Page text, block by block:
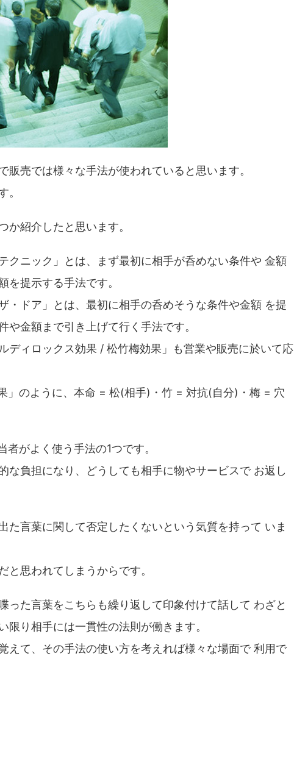
売では様々な手法が使われていると思います。
。
紹介したと思います。
クニック」とは、まず最初に相手が呑めない条件や 金額
を提示する手法です。
・ドア」とは、最初に相手の呑めそうな条件や金額 を提
金額まで引き上げて行く手法です。
ディロックス効果 / 松竹梅効果」も営業や販売に於いて応
」のように、本命 = 松(相手)・竹 = 対抗(自分)・梅 = 穴
がよく使う手法の1つです。
な負担になり、どうしても相手に物やサービスで お返し
言葉に関して否定したくないという気質を持って いま
思われてしまうからです。
た言葉をこちらも繰り返して印象付けて話して わざと
り相手には一貫性の法則が働きます。
えて、その手法の使い方を考えれば様々な場面で 利用で